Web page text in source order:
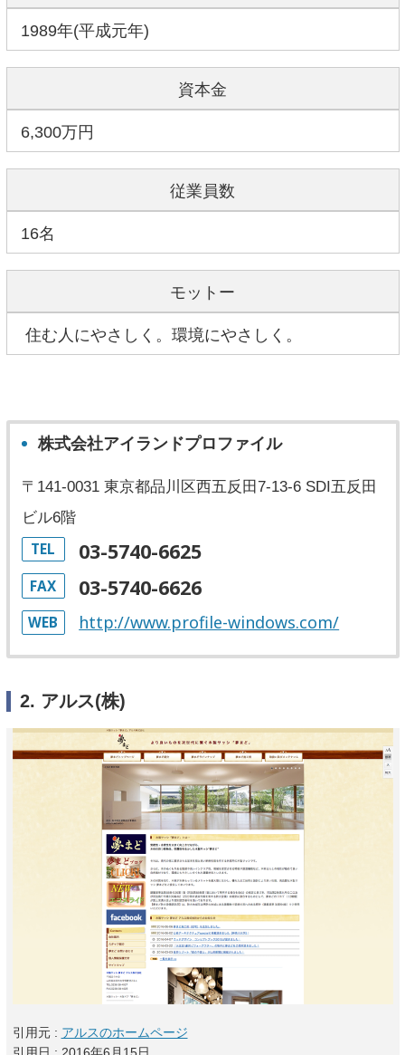
1989年(平成元年)
資本金
6,300万円
従業員数
16名
モットー
住む人にやさしく。環境にやさしく。
株式会社アイランドプロファイル
〒141-0031 東京都品川区西五反田7-13-6 SDI五反田
ビル6階
TEL 03-5740-6625
FAX 03-5740-6626
WEB http://www.profile-windows.com/
2. アルス(株)
引用元 : アルスのホームページ
引用日 : 2016年6月15日